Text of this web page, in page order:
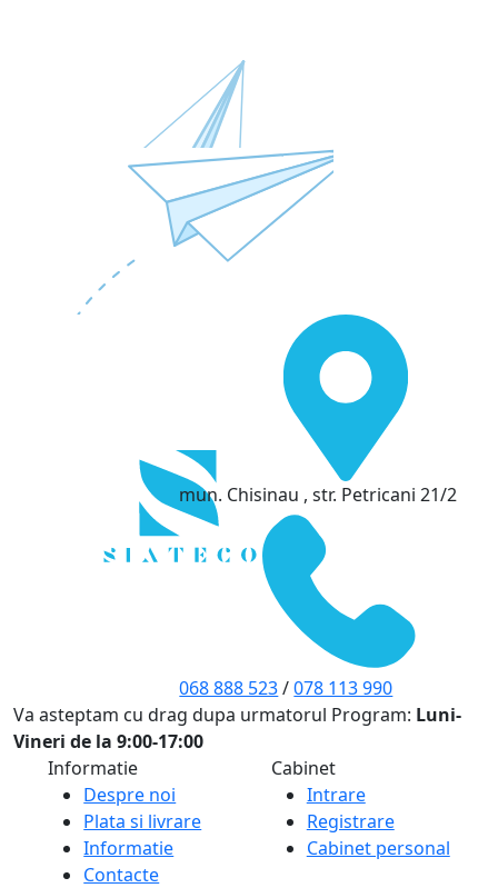
mun. Chisinau , str. Petricani 21/2
068 888 523/078 113 990
Va asteptam cu drag dupa urmatorul Program: Luni-
Vineri de la 9:00-17:00
Informatie
Despre noi
Plata si livrare
Informatie
Contacte
Cabinet
Intrare
Registrare
Cabinet personal